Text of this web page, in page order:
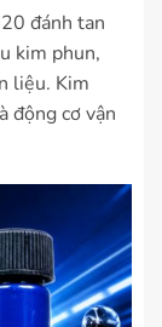
đánh tan
kim phun,
liệu. Kim
động cơ vận